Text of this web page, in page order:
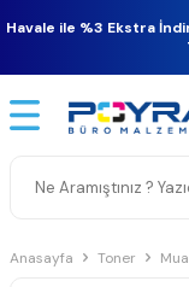
Havale ile %3 Ekstra
Anasayfa Toner